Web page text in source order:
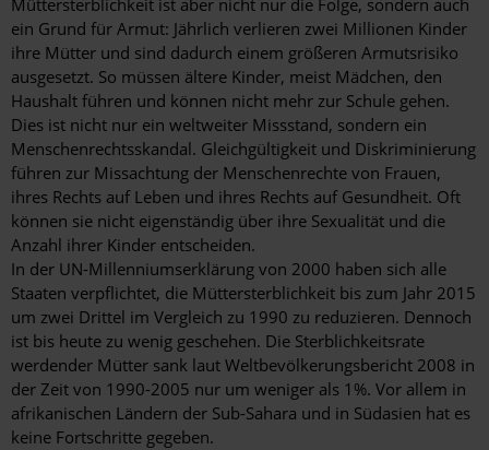
Müttersterblichkeit ist aber nicht nur die Folge, sondern auch
ein Grund für Armut: Jährlich verlieren zwei Millionen Kinder
ihre Mütter und sind dadurch einem größeren Armutsrisiko
ausgesetzt. So müssen ältere Kinder, meist Mädchen, den
Haushalt führen und können nicht mehr zur Schule gehen.
Dies ist nicht nur ein weltweiter Missstand, sondern ein
Menschenrechtsskandal. Gleichgültigkeit und Diskriminierung
führen zur Missachtung der Menschenrechte von Frauen,
ihres Rechts auf Leben und ihres Rechts auf Gesundheit. Oft
können sie nicht eigenständig über ihre Sexualität und die
Anzahl ihrer Kinder entscheiden.
In der UN-Millenniumserklärung von 2000 haben sich alle
Staaten verpflichtet, die Müttersterblichkeit bis zum Jahr 2015
um zwei Drittel im Vergleich zu 1990 zu reduzieren. Dennoch
ist bis heute zu wenig geschehen. Die Sterblichkeitsrate
werdender Mütter sank laut Weltbevölkerungsbericht 2008 in
der Zeit von 1990-2005 nur um weniger als 1%. Vor allem in
afrikanischen Ländern der Sub-Sahara und in Südasien hat es
keine Fortschritte gegeben.